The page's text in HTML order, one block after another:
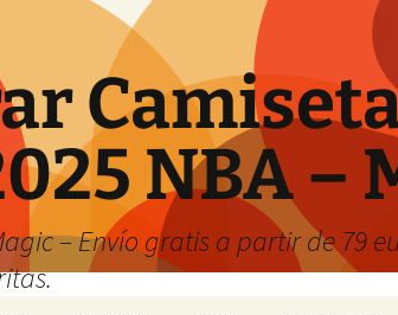
NBA –
– Envío gratis a partir de 79